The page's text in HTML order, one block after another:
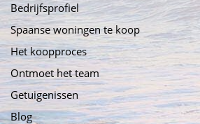
Bedrijfsprofiel
Spaanse woningen te koop
Het koopproces
Ontmoet het team
Getuigenissen
Blog